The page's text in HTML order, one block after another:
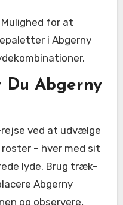
for at
i Abgerny
Du Abgerny
ved at udvælge
– hver med sit
lyde. Brug træk-
Abgerny
og observere,